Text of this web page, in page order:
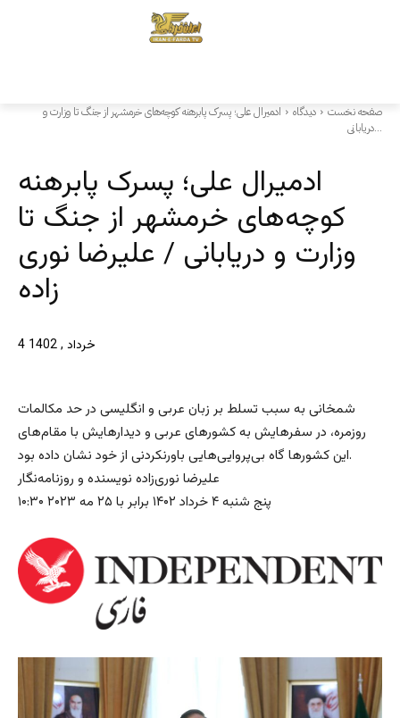
صفحه نخست دیدگاه
ادمیرال علی؛ پسرک پابرهنه کوچه‌های خرمشهر از جنگ تا وزارت و
دریابانی...
ادمیرال علی؛ پسرک پابرهنه
کوچه‌های خرمشهر از جنگ تا
وزارت و دریابانی / علیرضا نوری
زاده
4 خرداد , 1402
شمخانی به سبب تسلط بر زبان عربی و انگلیسی در حد مکالمات
روزمره، در سفرهایش به کشورهای عربی و دیدارهایش با مقام‌های
این کشورها گاه بی‌پروایی‌هایی باورنکردنی از خود نشان داده بود.
علیرضا نوری‌زاده نویسنده و روزنامه‌‌نگار
پنج شنبه ۴ خرداد ۱۴۰۲ برابر با ۲۵ مه ۲۰۲۳ ۱۰:۳۰